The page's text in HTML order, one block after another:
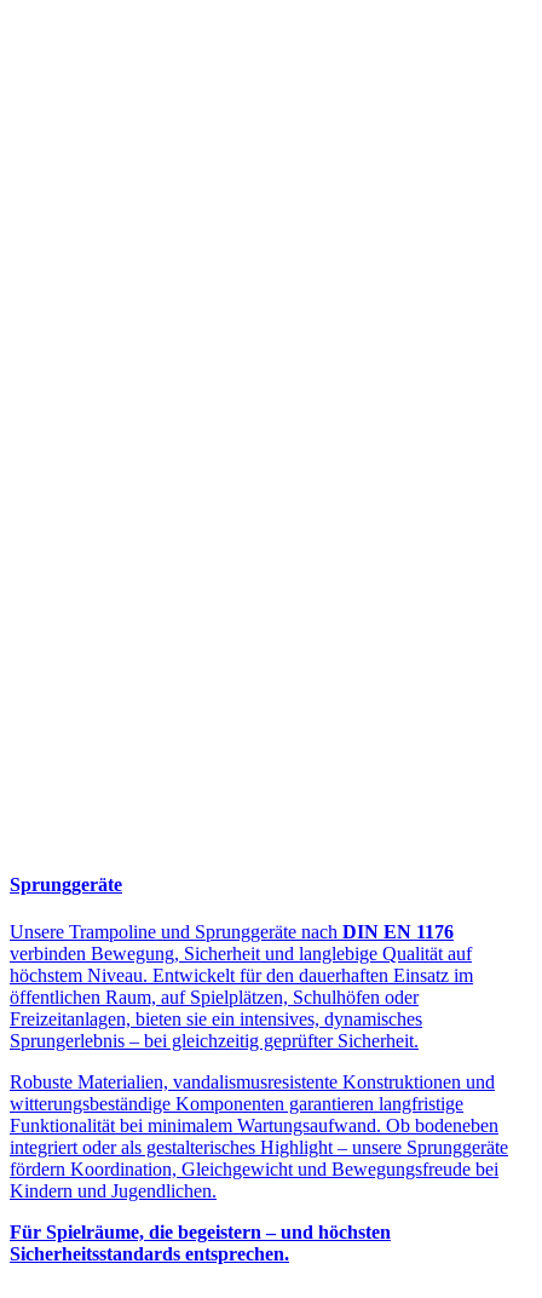
Sprunggeräte
Unsere Trampoline und Sprunggeräte nach DIN EN 1176
verbinden Bewegung, Sicherheit und langlebige Qualität auf
höchstem Niveau. Entwickelt für den dauerhaften Einsatz im
öffentlichen Raum, auf Spielplätzen, Schulhöfen oder
Freizeitanlagen, bieten sie ein intensives, dynamisches
Sprungerlebnis – bei gleichzeitig geprüfter Sicherheit.
Robuste Materialien, vandalismusresistente Konstruktionen und
witterungsbeständige Komponenten garantieren langfristige
Funktionalität bei minimalem Wartungsaufwand. Ob bodeneben
integriert oder als gestalterisches Highlight – unsere Sprunggeräte
fördern Koordination, Gleichgewicht und Bewegungsfreude bei
Kindern und Jugendlichen.
Für Spielräume, die begeistern – und höchsten
Sicherheitsstandards entsprechen.